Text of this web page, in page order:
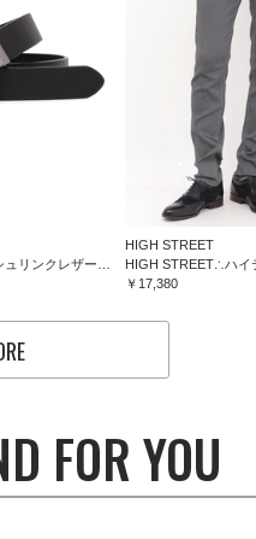
HIGH STREET
￥17,380
FOR YOU